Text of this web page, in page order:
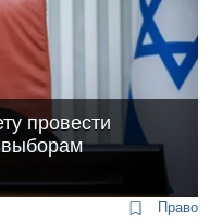
провести
выборам
Право